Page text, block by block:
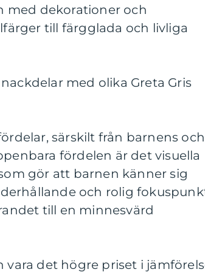
med dekorationer och
till färgglada och livliga
med olika Greta Gris
särskilt från barnens och
fördelen är det visuella
gör att barnen känner sig
och rolig
till en minnesvärd
vara det högre priset i